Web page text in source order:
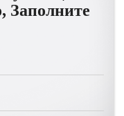
Заполните